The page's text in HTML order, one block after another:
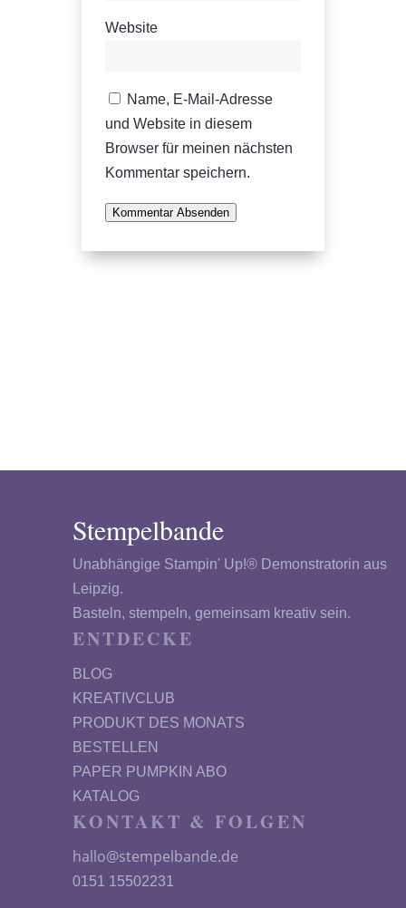
Website
Name, E-Mail-Adresse
und Website in diesem
Browser für meinen nächsten
Kommentar speichern.
Kommentar Absenden
Stempelbande
Unabhängige Stampin' Up!® Demonstratorin aus
Leipzig.
Basteln, stempeln, gemeinsam kreativ sein.
ENTDECKE
BLOG
KREATIVCLUB
PRODUKT DES MONATS
BESTELLEN
PAPER PUMPKIN ABO
KATALOG
KONTAKT & FOLGEN
hallo@stempelbande.de
0151 15502231